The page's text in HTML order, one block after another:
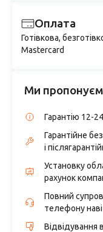
Оплата
Готівкова,
Mastercard
Ми
Гарантію 12-24
Гарантійне
і
Установку
рахунок
Повний
телефону
Відвідування